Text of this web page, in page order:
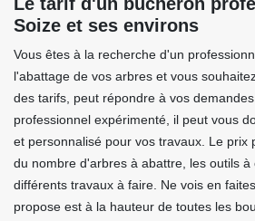
Soize et ses environs
Vous êtes à la recherche d'un
l'abattage de vos arbres et vous
des tarifs, peut répondre à vos
professionnel expérimenté, il peut vous
et personnalisé pour vos travaux. Le prix
du nombre d'arbres à abattre, les outils à
différents travaux à faire. Ne vois en
propose est à la hauteur de toutes les